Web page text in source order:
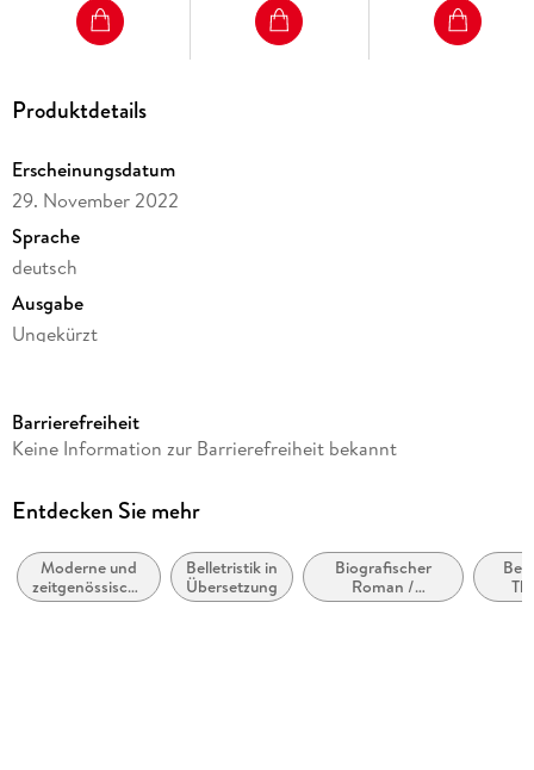
Produktdetails
Erscheinungsdatum
29. November 2022
Sprache
deutsch
Ausgabe
Ungekürzt
Laufzeit
Reihe
Autor/Autorin
Annie Ernaux
Barrierefreiheit
Keine Information zur Barrierefreiheit bekannt
Entdecken Sie mehr
Moderne und
zeitgenössische
Belletristik:
Belletristik in
Übersetzung
Biografischer
Roman /
Autobiografischer